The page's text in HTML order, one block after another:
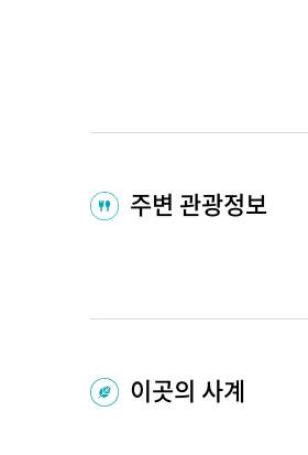
주변 관광정보
이곳의 사계